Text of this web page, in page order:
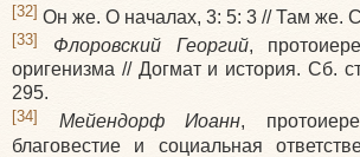
[32] Он же. О началах, 3: 5: 3 // Там же.
[33] Флоровский Георгий,
оригенизма // Догмат и история. Сб.
295.
[34] Мейендорф Иоанн,
благовестие и социальная